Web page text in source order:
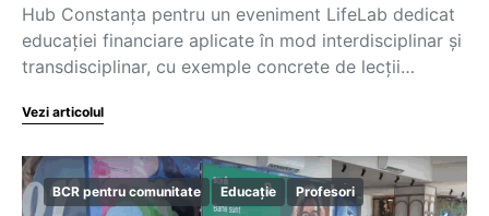
Hub Constanța pentru un eveniment LifeLab dedicat
educației financiare aplicate în mod interdisciplinar și
transdisciplinar, cu exemple concrete de lecții…
Vezi articolul
BCR pentru comunitate Educație Profesori